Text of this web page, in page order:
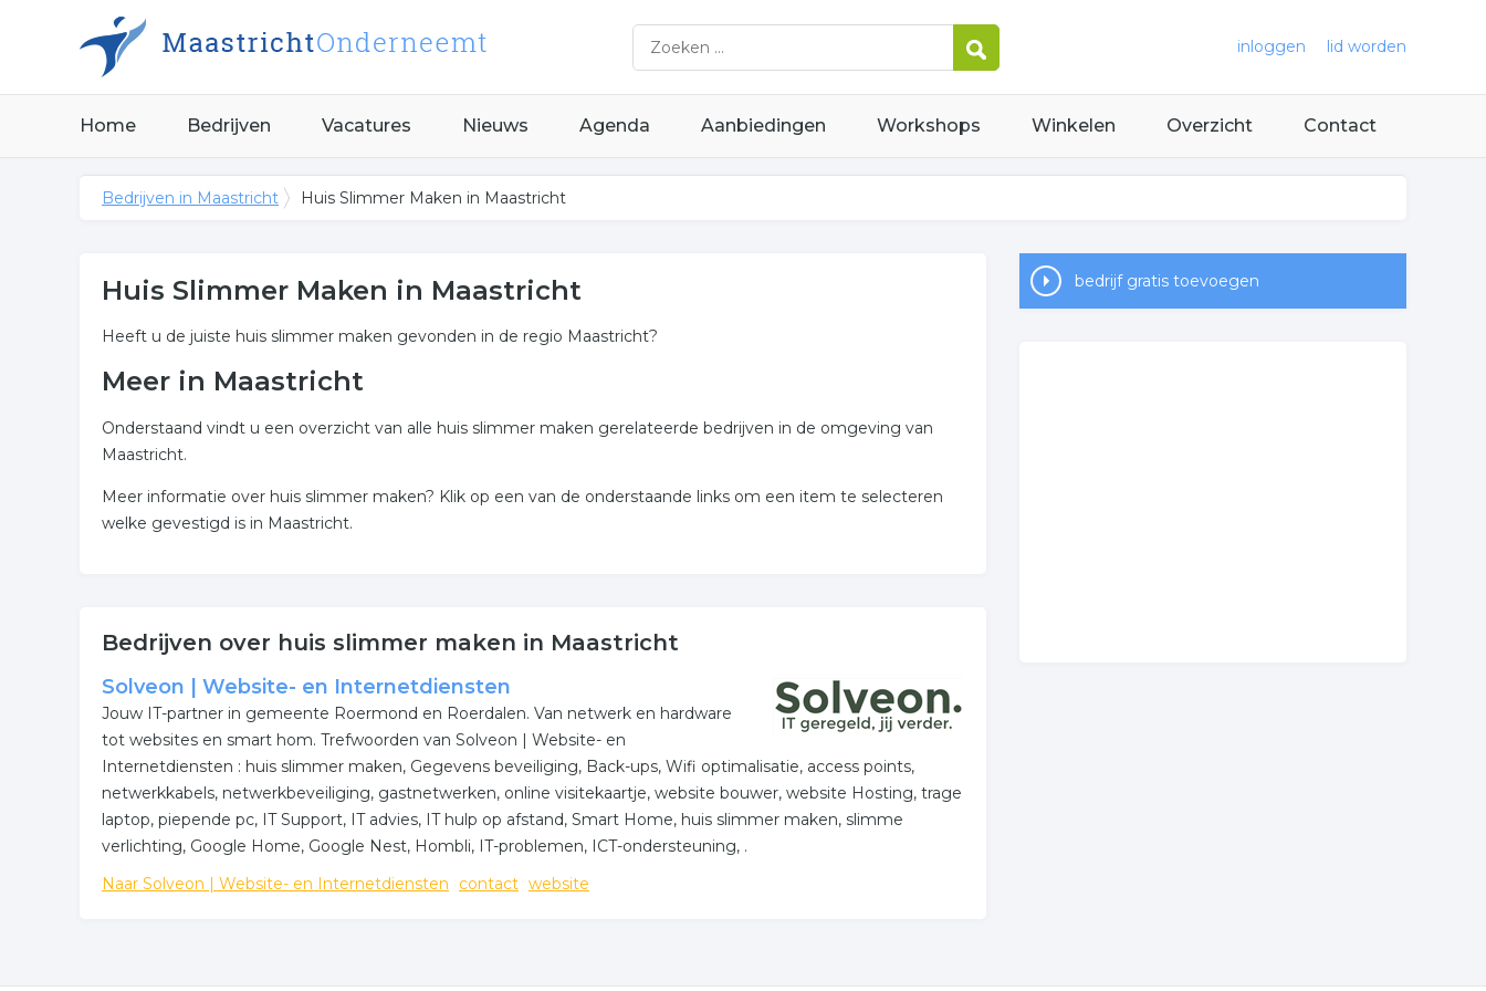
inloggen lid worden
Home Bedrijven Vacatures Nieuws Agenda Aanbiedingen Workshops Winkelen Overzicht Contact
Bedrijven in Maastricht Huis Slimmer Maken in Maastricht
Huis Slimmer Maken in Maastricht
Heeft u de juiste huis slimmer maken gevonden in de regio Maastricht?
Meer in Maastricht
Onderstaand vindt u een overzicht van alle huis slimmer maken gerelateerde bedrijven in de omgeving van
Maastricht.
Meer informatie over huis slimmer maken? Klik op een van de onderstaande links om een item te selecteren
welke gevestigd is in Maastricht.
Bedrijven over huis slimmer maken in Maastricht
Solveon | Website- en Internetdiensten
Jouw IT-partner in gemeente Roermond en Roerdalen. Van netwerk en hardware
tot websites en smart hom. Trefwoorden van Solveon | Website- en
Internetdiensten : huis slimmer maken, Gegevens beveiliging, Back-ups, Wifi optimalisatie, access points,
netwerkkabels, netwerkbeveiliging, gastnetwerken, online visitekaartje, website bouwer, website Hosting, trage
laptop, piepende pc, IT Support, IT advies, IT hulp op afstand, Smart Home, huis slimmer maken, slimme
verlichting, Google Home, Google Nest, Hombli, IT-problemen, ICT-ondersteuning, .
Naar Solveon | Website- en Internetdiensten
contact website
bedrijf gratis toevoegen